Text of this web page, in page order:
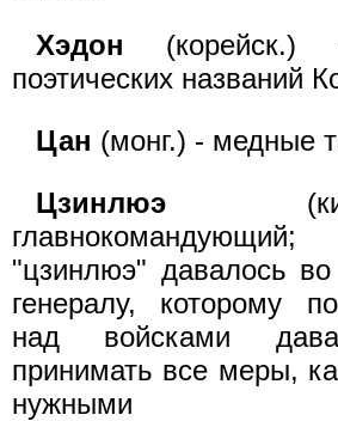
Хэдон
поэтических названий
Цан (монг.) - медные
Цзинлюэ
"цзинлюэ" давалось
генералу, которому
над войсками
принимать все меры,
нужными